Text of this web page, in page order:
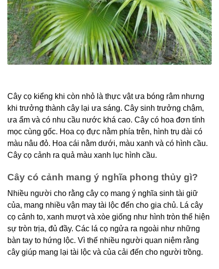
Cây cọ kiểng khi còn nhỏ là thực vật ưa bóng râm nhưng
khi trưởng thành cây lại ưa sáng. Cây sinh trưởng chậm,
ưa ẩm và có nhu cầu nước khá cao. Cây có hoa đơn tính
mọc cùng gốc. Hoa cọ đực nằm phía trên, hình trụ dài có
màu nâu đỏ. Hoa cái nằm dưới, màu xanh và có hình cầu.
Cây cọ cảnh ra quả màu xanh lục hình cầu.
Cây có cảnh mang ý nghĩa phong thủy gì?
Nhiều người cho rằng cây cọ mang ý nghĩa sinh tài giữ
của, mang nhiều vận may tài lộc đến cho gia chủ. Lá cây
cọ cảnh to, xanh mượt và xòe giống như hình tròn thể hiện
sự tròn trịa, đủ đầy. Các lá cọ ngửa ra ngoài như những
bàn tay to hứng lộc. Vì thế nhiều người quan niệm rằng
cây giúp mang lại tài lộc và của cải đến cho người trồng.